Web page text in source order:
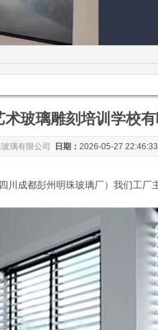
术玻璃雕刻培训学校
璃有限公司 日期： 2026-05-27 22:46:33
成都彭州明珠玻璃厂）我们工